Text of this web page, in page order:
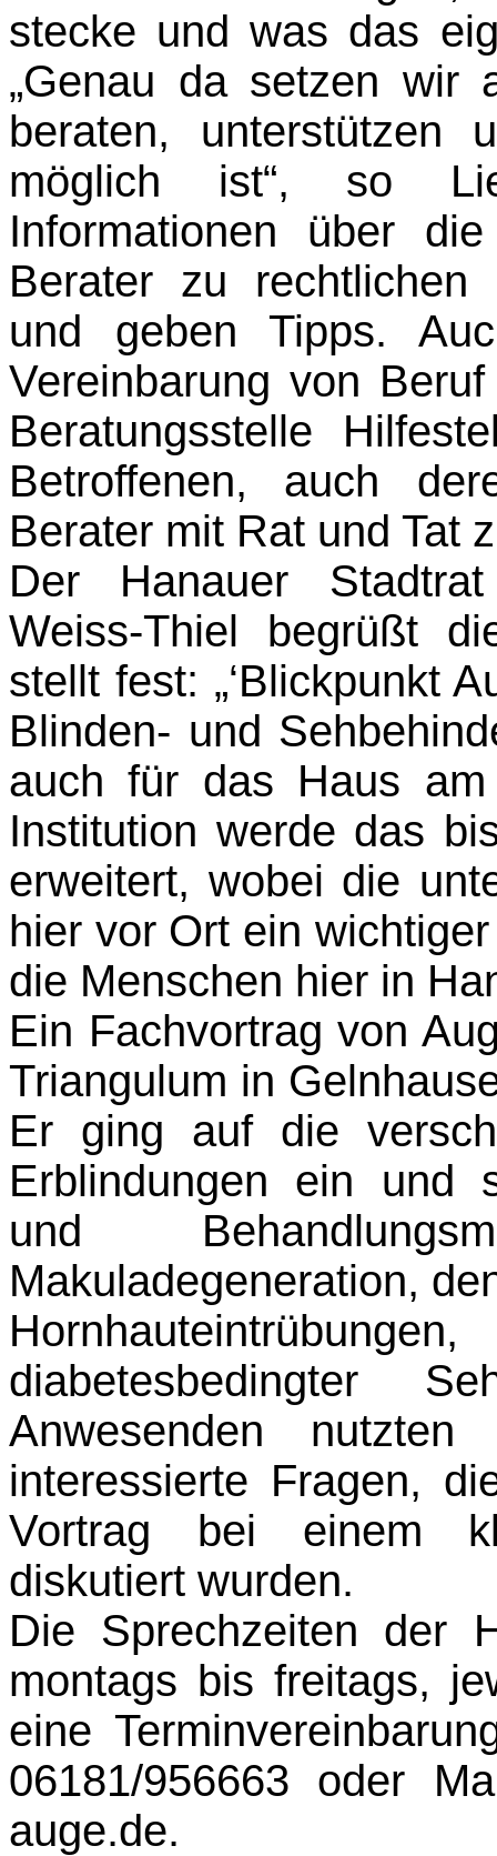
stecke und was das
„Genau da setzen wir
beraten, unterstützen
möglich ist“, so
Informationen über
Berater zu rechtlichen
und geben Tipps.
Vereinbarung von
Beratungsstelle
Betroffenen, auch
Berater mit Rat und Tat
Der Hanauer
Weiss-Thiel begrüßt
stellt fest: „‘Blickpunkt
Blinden- und
auch für das Haus am
Institution werde das
erweitert, wobei die
hier vor Ort ein
die Menschen hier in
Ein Fachvortrag von
Triangulum in
Er ging auf die
Erblindungen ein und
und
Makuladegeneration,
diabetesbedingter
Anwesenden
interessierte Fragen,
Vortrag bei einem
diskutiert wurden.
Die Sprechzeiten der
montags bis freitags,
eine
06181/956663 oder
auge.de.